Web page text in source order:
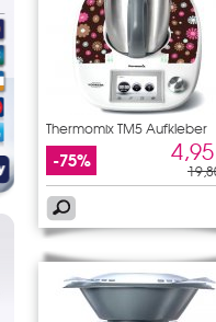
Thermomix TM5 Aufkleber
Blumen
-75%